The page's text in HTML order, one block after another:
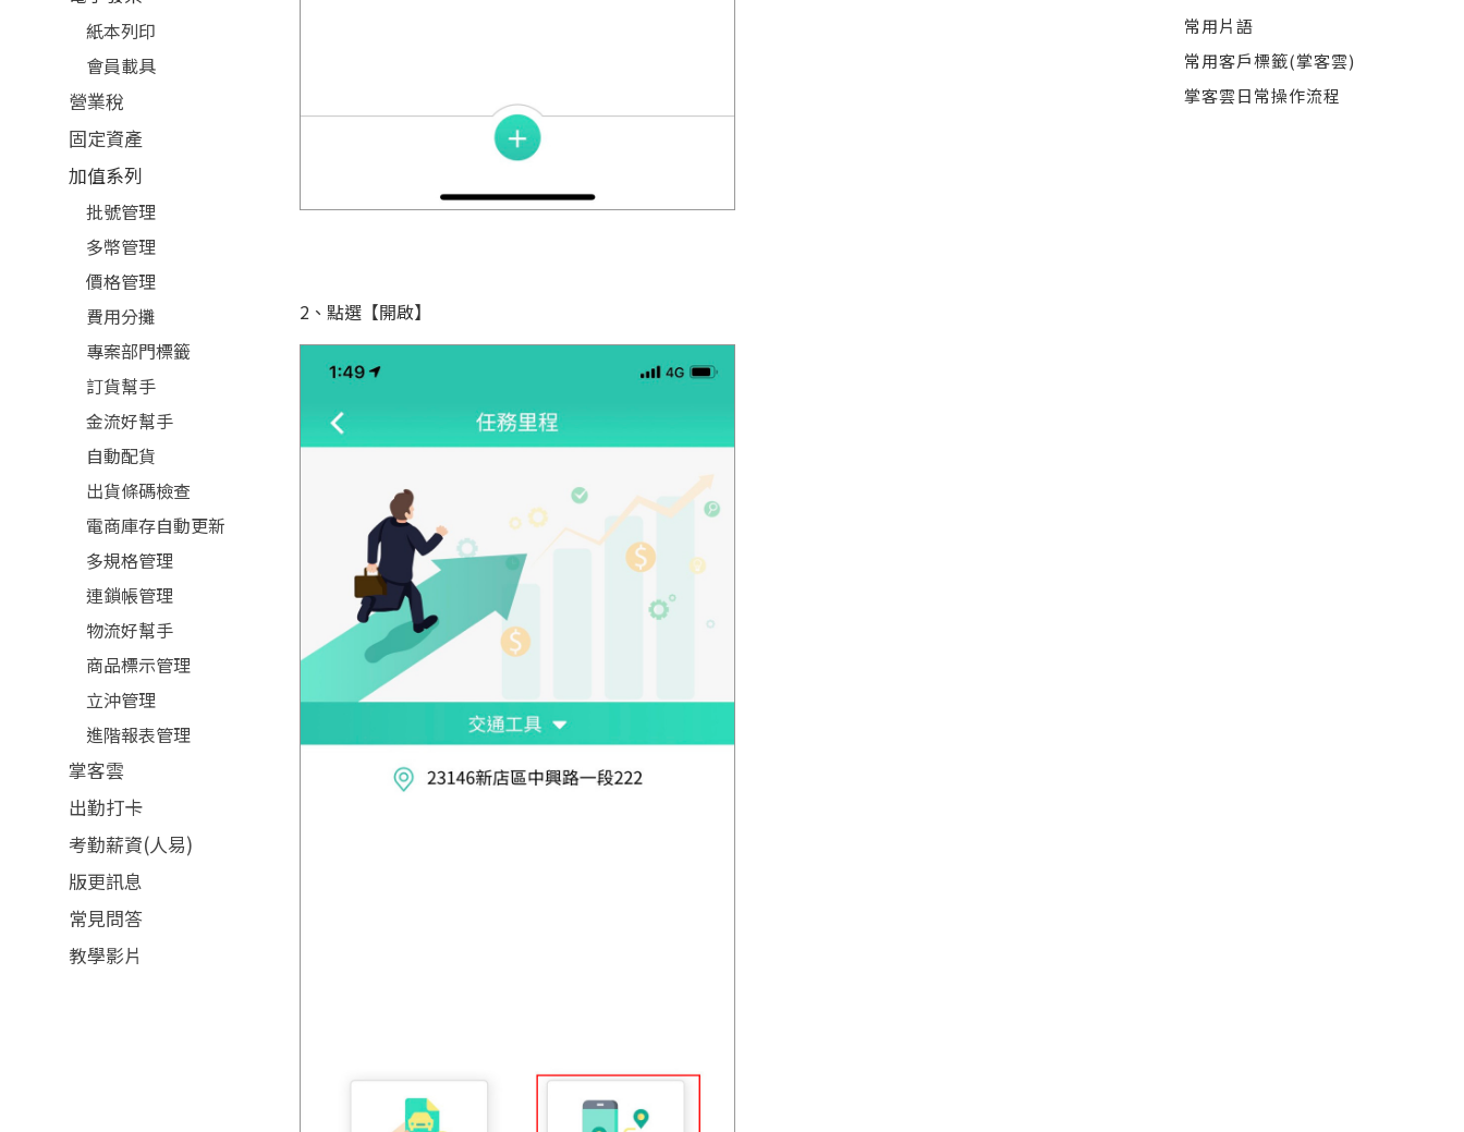
紙本列印
會員載具
營業稅
固定資產
加值系列
批號管理
多幣管理
價格管理
費用分攤
專案部門標籤
訂貨幫手
金流好幫手
自動配貨
出貨條碼檢查
電商庫存自動更新
多規格管理
連鎖帳管理
物流好幫手
商品標示管理
立沖管理
進階報表管理
掌客雲
出勤打卡
考勤薪資(人易)
版更訊息
常見問答
教學影片
2、點選【開啟】
常用片語
常用客戶標籤(掌客雲)
掌客雲日常操作流程